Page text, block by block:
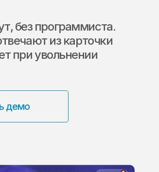
без программиста.
из карточки
при увольнении
демо